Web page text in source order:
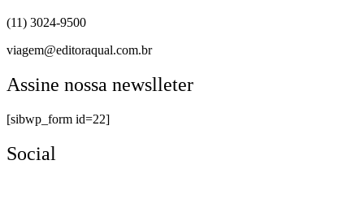
(11) 3024-9500
viagem@editoraqual.com.br
Assine nossa newslleter
[sibwp_form id=22]
Social